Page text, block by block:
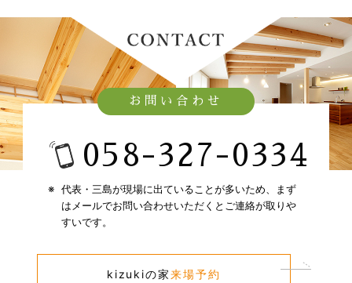
お問い合わせ
058-327-0334​
代表・三島が現場に出ていることが多いため、​
まず
はメールでお問い合わせいただくとご連絡が取りや
すいです。​
kizukiの家​来場予約​